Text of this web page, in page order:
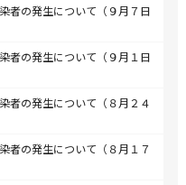
者の発生について（９月７日
者の発生について（９月１日
者の発生について（８月２４
者の発生について（８月１７